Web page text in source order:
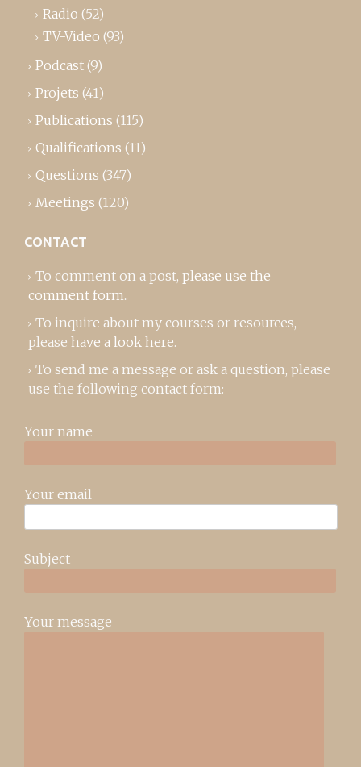
Radio (52)
TV-Video (93)
Podcast (9)
Projets (41)
Publications (115)
Qualifications (11)
Questions (347)
Meetings (120)
CONTACT
To comment on a post, please use the
comment form..
To inquire about my courses or resources,
please have a look here.
To send me a message or ask a question, please
use the following contact form:
Your name
Your email
Subject
Your message